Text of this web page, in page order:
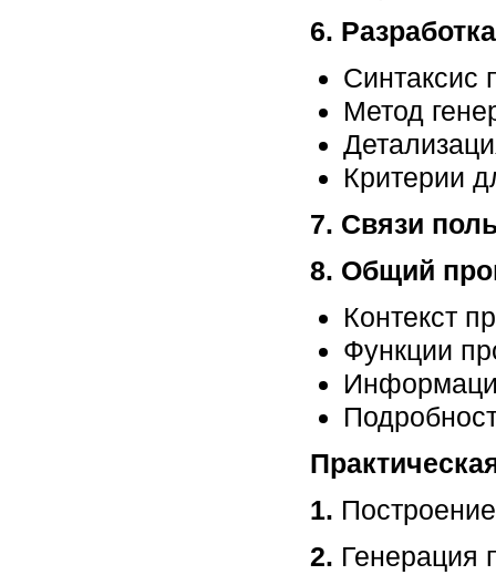
6.
Синтаксис
Метод
Критерии
7. Связи
8. Общий
Контекст
Функции
1.
2. Генерация